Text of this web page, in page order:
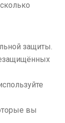
защиты.
вы